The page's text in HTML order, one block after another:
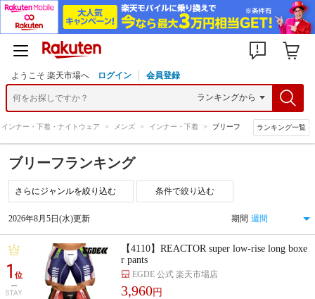
ようこそ 楽天市場へ ログイン 会員登録
インナー・下着・ナイトウェア > メンズ > インナー・下着 > ブリーフ ランキング一覧
ブリーフランキング
条件で絞り込む
2026年8月5日(水)更新 期間
1位
STAY
【4110】REACTOR super low-rise long boxe
r pants
EGDE 公式 楽天市場店
3,960円